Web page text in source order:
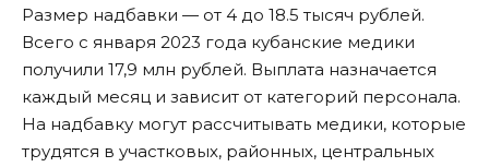
Размер надбавки — от 4 до 18.5 тысяч рублей.
Всего с января 2023 года кубанские медики
получили 17,9 млн рублей. Выплата назначается
каждый месяц и зависит от категорий персонала.
На надбавку могут рассчитывать медики, которые
трудятся в участковых, районных, центральных